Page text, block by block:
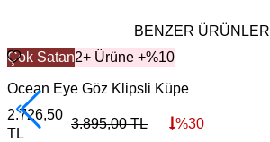
BENZER ÜRÜNLER
Çok Satan2+ Ürüne +%10
Ocean Eye Göz Klipsli Küpe
2.726,50
TL
3.895,00TL %30